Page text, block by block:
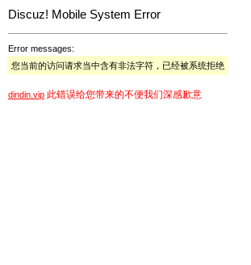
Discuz! Mobile System Error
Error messages:
您当前的访问请求当中含有非法字符，已经被系统拒绝
dindin.vip 此错误给您带来的不便我们深感歉意